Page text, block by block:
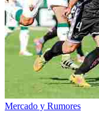
Mercado y Rumores